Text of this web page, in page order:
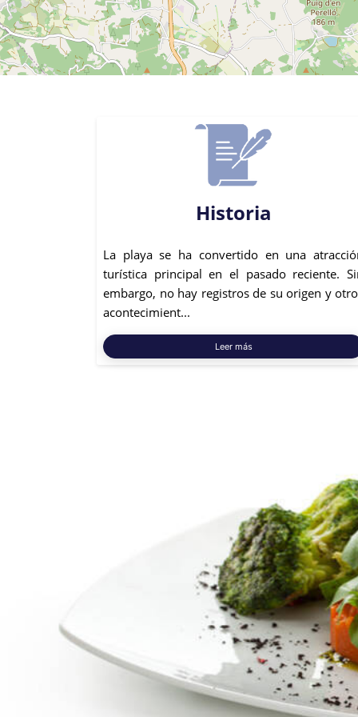
Historia
La playa se ha convertido en una
turística principal en el pasado reciente.
embargo, no hay registros de su origen y
acontecimient...
Leer más